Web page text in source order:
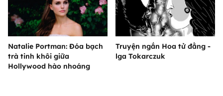
Natalie Portman: Đóa bạch
trà tinh khôi giữa
Hollywood hào nhoáng
Truyện ngắn Hoa tử đằng -
lga Tokarczuk